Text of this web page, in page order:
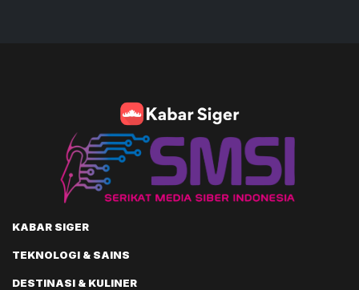
KABAR SIGER
TEKNOLOGI & SAINS
DESTINASI & KULINER